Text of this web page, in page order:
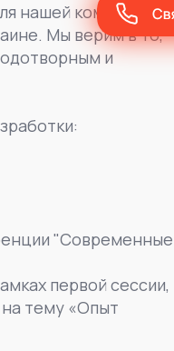
нашей компании на
Мы верим в то,
и
"Современные
первой сессии,
тему «Опыт